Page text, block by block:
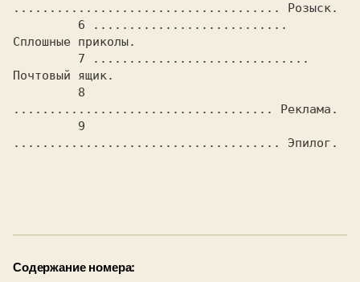
..................................... Розыск.
Сплошные приколы.
Почтовый ящик.
.................................... Реклама.
..................................... Эпилог.
Содержание номера: